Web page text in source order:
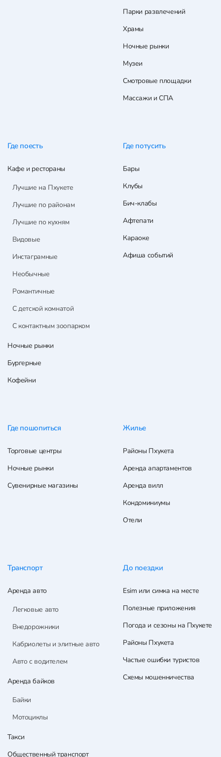
Парки развлечений
Храмы
Ночные рынки
Музеи
Смотровые площадки
Массажи и СПА
Где поесть
Кафе и рестораны
Лучшие на Пхукете
Лучшие по районам
Лучшие по кухням
Видовые
Инстаграмные
Необычные
Романтичные
С детской комнатой
С контактным зоопарком
Ночные рынки
Бургерные
Кофейни
Где потусить
Бары
Клубы
Бич-клабы
Афтепати
Караоке
Афиша событий
Где пошопиться
Торговые центры
Ночные рынки
Сувенирные магазины
Жилье
Районы Пхукета
Аренда апартаментов
Аренда вилл
Кондоминиумы
Отели
Транспорт
Аренда авто
Легковые авто
Внедорожники
Кабриолеты и элитные авто
Авто с водителем
Аренда байков
Байки
Мотоциклы
Такси
Общественный транспорт
До поездки
Esim или симка на месте
Полезные приложения
Погода и сезоны на Пхукете
Районы Пхукета
Частые ошибки туристов
Схемы мошенничества